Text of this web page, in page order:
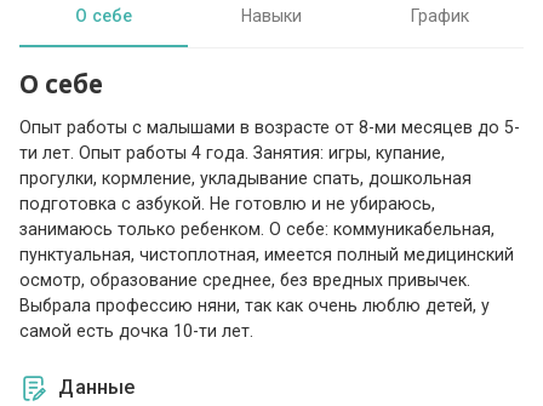
О себе Навыки График
О себе
Опыт работы с малышами в возрасте от 8-ми месяцев до 5-
ти лет. Опыт работы 4 года. Занятия: игры, купание,
прогулки, кормление, укладывание спать, дошкольная
подготовка с азбукой. Не готовлю и не убираюсь,
занимаюсь только ребенком. О себе: коммуникабельная,
пунктуальная, чистоплотная, имеется полный медицинский
осмотр, образование среднее, без вредных привычек.
Выбрала профессию няни, так как очень люблю детей, у
самой есть дочка 10-ти лет.
Данные